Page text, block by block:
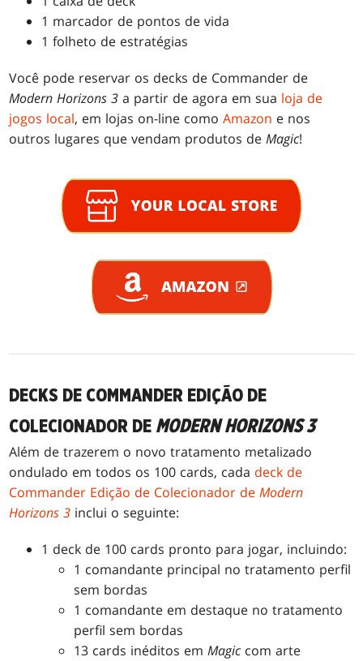
1 marcador de pontos de vida
1 folheto de estratégias
Você pode reservar os decks de Commander de
Modern Horizons 3 a partir de agora em sua loja de
jogos local, em lojas on-line comoAmazon e nos
outros lugares que vendam produtos deMagic!
DECKS DE COMMANDER EDIÇÃO DE
COLECIONADOR DE MODERN HORIZONS 3
Além de trazerem o novo tratamento metalizado
ondulado em todos os 100 cards, cada deck de
Commander Edição de Colecionador deModern
Horizons 3 inclui o seguinte:
1 deck de 100 cards pronto para jogar, incluindo:
1 comandante principal no tratamento perfil
sem bordas
1 comandante em destaque no tratamento
perfil sem bordas
13 cards inéditos emMagic com arte